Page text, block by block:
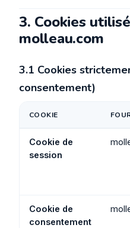
3. Cookies
molleau.com
3.1 Cookies
consentement)
COOKIE
Cookie de
session
Cookie de
consentement